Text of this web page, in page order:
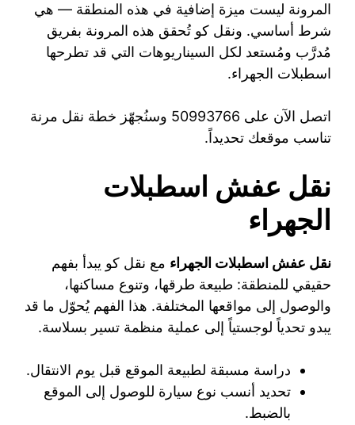
المرونة ليست ميزة إضافية في هذه المنطقة — هي
شرط أساسي. ونقل كو تُحقق هذه المرونة بفريق
مُدرَّب ومُستعد لكل السيناريوهات التي قد تطرحها
اسطبلات الجهراء.
اتصل الآن على 50993766 وسنُجهّز خطة نقل مرنة
تناسب موقعك تحديداً.
نقل عفش اسطبلات
الجهراء
نقل عفش اسطبلات الجهراء مع نقل كو يبدأ بفهم
حقيقي للمنطقة: طبيعة طرقها، وتنوع مساكنها،
والوصول إلى مواقعها المختلفة. هذا الفهم يُحوّل ما قد
يبدو تحدياً لوجستياً إلى عملية منظمة تسير بسلاسة.
دراسة مسبقة لطبيعة الموقع قبل يوم الانتقال.
تحديد أنسب نوع سيارة للوصول إلى الموقع
بالضبط.